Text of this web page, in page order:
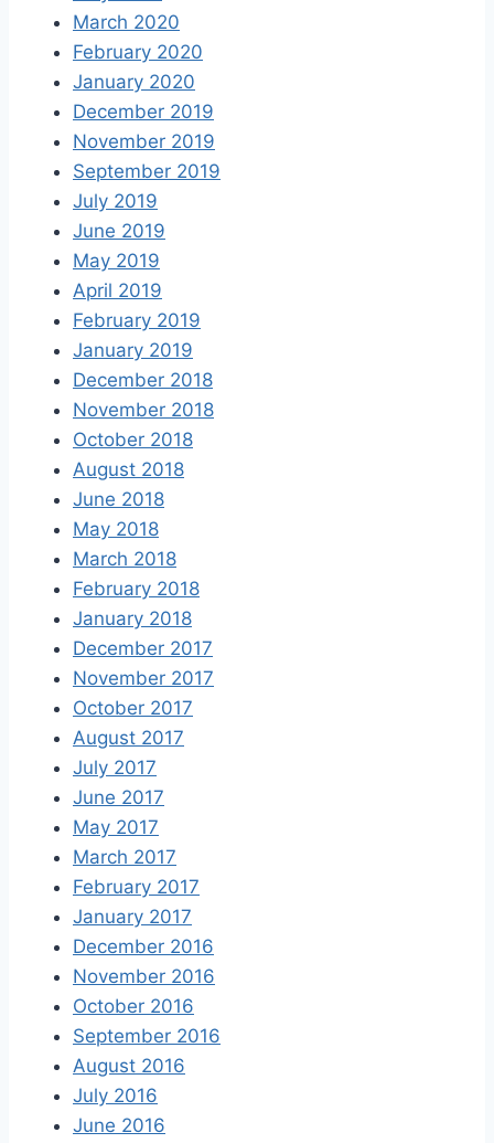
March 2020
February 2020
January 2020
December 2019
November 2019
September 2019
July 2019
June 2019
May 2019
April 2019
February 2019
January 2019
December 2018
November 2018
October 2018
August 2018
June 2018
May 2018
March 2018
February 2018
January 2018
December 2017
November 2017
October 2017
August 2017
July 2017
June 2017
May 2017
March 2017
February 2017
January 2017
December 2016
November 2016
October 2016
September 2016
August 2016
July 2016
June 2016